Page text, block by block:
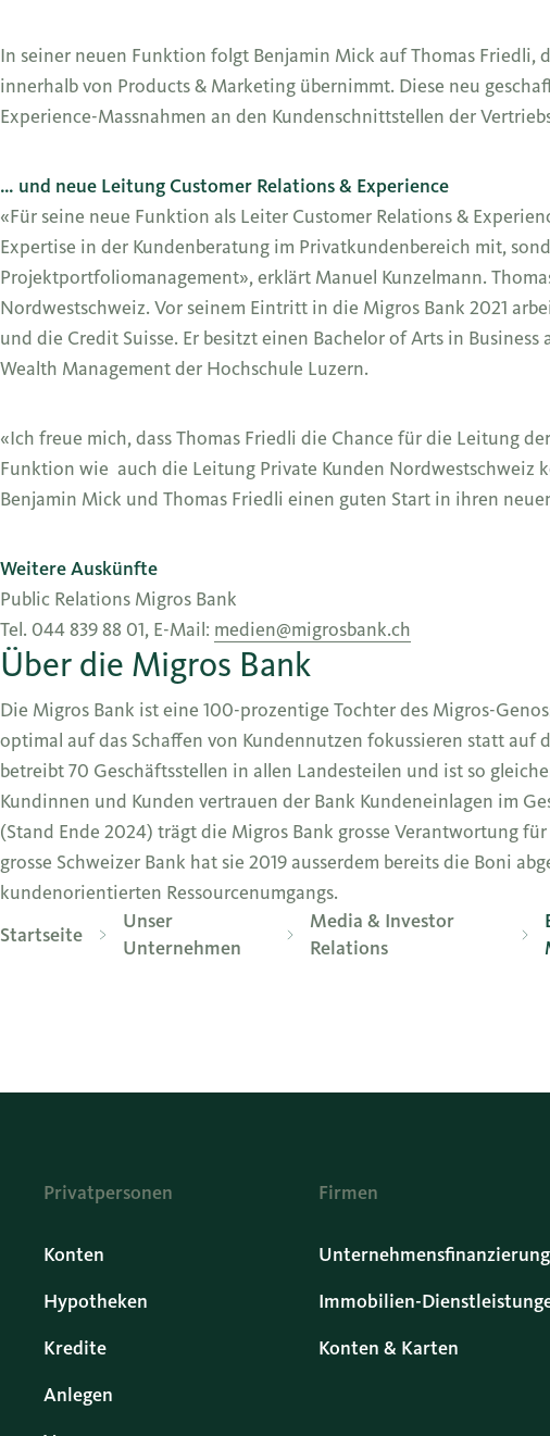
In seiner neuen Funktion folgt Benjamin Mick auf Thomas Friedli,
innerhalb von Products & Marketing übernimmt. Diese neu
Experience-Massnahmen an den Kundenschnittstellen der
… und neue Leitung Customer Relations & Experience
«Für seine neue Funktion als Leiter Customer Relations &
Expertise in der Kundenberatung im Privatkundenbereich mit,
Projektportfoliomanagement», erklärt Manuel Kunzelmann.
Nordwestschweiz. Vor seinem Eintritt in die Migros Bank 2021
und die Credit Suisse. Er besitzt einen Bachelor of Arts in
Wealth Management der Hochschule Luzern.
«Ich freue mich, dass Thomas Friedli die Chance für die Leitung
Funktion wie auch die Leitung Private Kunden Nordwestschweiz
Benjamin Mick und Thomas Friedli einen guten Start in ihren
Weitere Auskünfte
Public Relations Migros Bank
Tel. 044 839 88 01, E-Mail: medien@migrosbank.ch
Über die Migros Bank
Die Migros Bank ist eine 100-prozentige Tochter des Migros-
optimal auf das Schaffen von Kundennutzen fokussieren statt
betreibt 70 Geschäftsstellen in allen Landesteilen und ist so
Kundinnen und Kunden vertrauen der Bank Kundeneinlagen im
(Stand Ende 2024) trägt die Migros Bank grosse Verantwortung
grosse Schweizer Bank hat sie 2019 ausserdem bereits die Boni
kundenorientierten Ressourcenumgangs.
Startseite
Unser
Unternehmen
Media & Investor
Relations
Privatpersonen
Konten
Hypotheken
Kredite
Anlegen
Firmen
Unternehmensfinanzierung
Immobilien-
Konten & Karten